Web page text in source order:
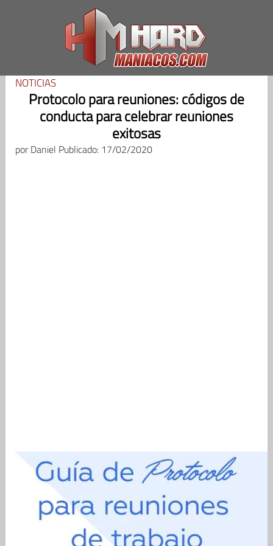
NOTICIAS
Protocolo para reuniones: códigos de
conducta para celebrar reuniones
exitosas
porDaniel Publicado: 17/02/2020